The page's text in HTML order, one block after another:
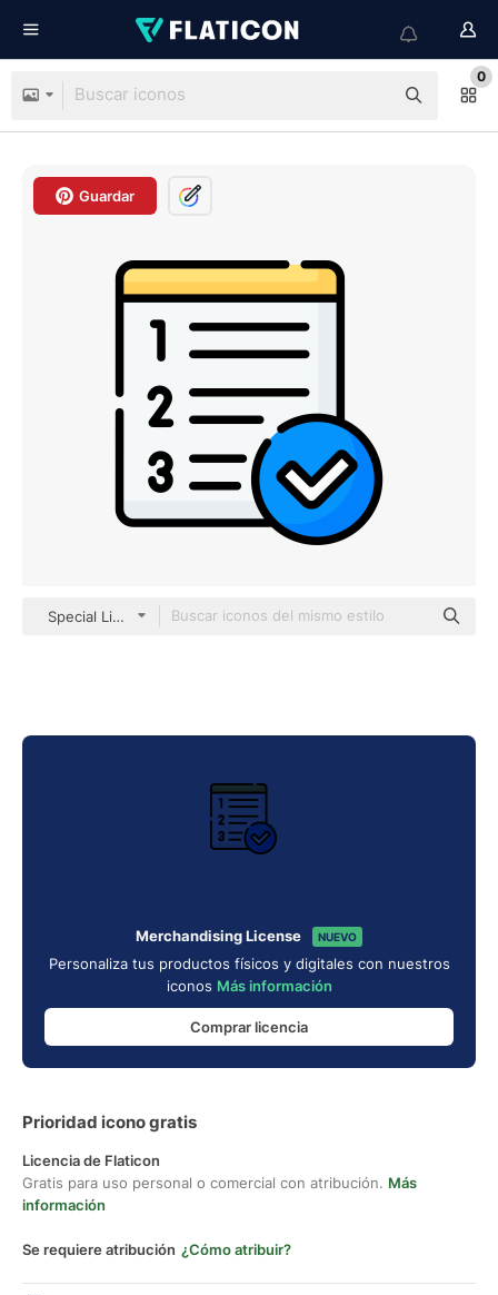
0
Guardar
Special Lineal color
Merchandising License NUEVO
Personaliza tus productos físicos y digitales con nuestros
iconos Más información
Comprar licencia
Prioridad icono gratis
Licencia de Flaticon
Gratis para uso personal o comercial con atribución. Más
información
Se requiere atribución ¿Cómo atribuir?